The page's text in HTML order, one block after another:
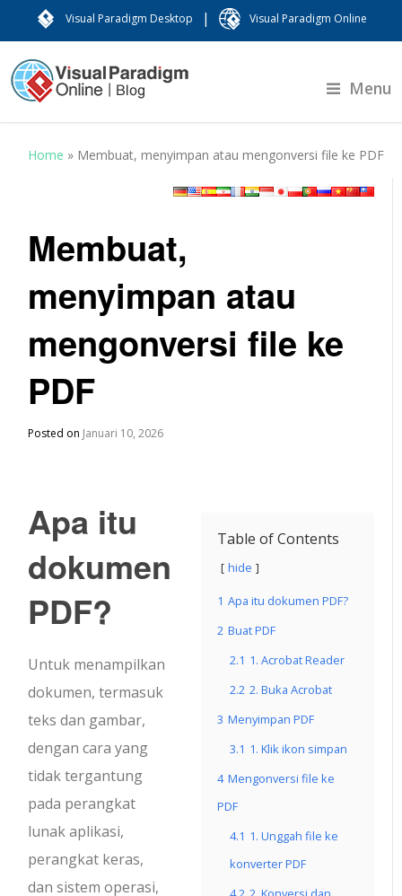
Visual Paradigm Desktop | Visual Paradigm Online
Menu
Home » Membuat, menyimpan atau mengonversi file ke PDF
Membuat,
menyimpan atau
mengonversi file ke
PDF
Posted on Januari 10, 2026
Table of Contents
hide
1 Apa itu dokumen PDF?
2 Buat PDF
2.1 1. Acrobat Reader
2.2 2. Buka Acrobat
3 Menyimpan PDF
3.1 1. Klik ikon simpan
4 Mengonversi file ke
PDF
4.1 1. Unggah file ke
konverter PDF
Apa itu
dokumen
PDF?
Untuk menampilkan
dokumen, termasuk
teks dan gambar,
dengan cara yang
tidak tergantung
pada perangkat
lunak aplikasi,
perangkat keras,
dan sistem operasi,